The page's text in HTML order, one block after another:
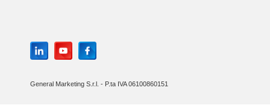
General Marketing S.r.l. - P.ta IVA 06100860151